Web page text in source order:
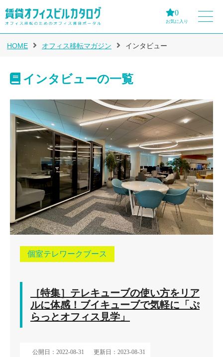
0
お気に入り
HOME オフィス移転マガジン インタビュー
インタビューの一覧
個室テレワークブース
［特集］テレキューブの使い方をリア
ルに体感！ブイキューブで気軽に「ぷ
らっとオフィス見学」
公開日：2022-08-31 更新日：2023-08-31